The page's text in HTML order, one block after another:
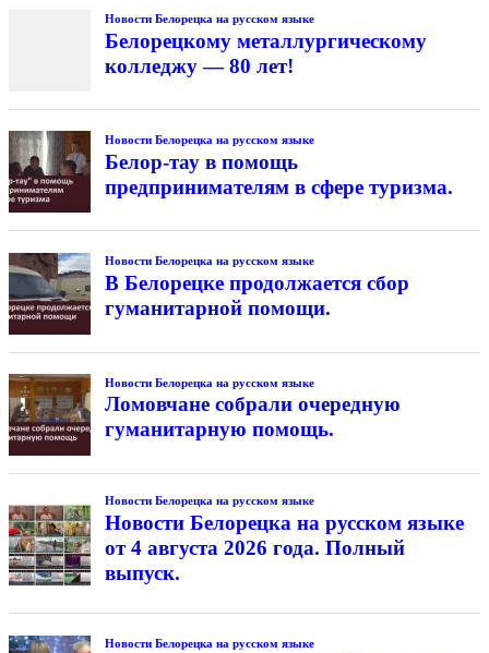
Новости Белорецка на русском языке
Белорецкому металлургическому
колледжу — 80 лет!
Новости Белорецка на русском языке
Белор-тау в помощь
предпринимателям в сфере туризма.
Новости Белорецка на русском языке
В Белорецке продолжается сбор
гуманитарной помощи.
Новости Белорецка на русском языке
Ломовчане собрали очередную
гуманитарную помощь.
Новости Белорецка на русском языке
Новости Белорецка на русском языке
от 4 августа 2026 года. Полный
выпуск.
Новости Белорецка на русском языке